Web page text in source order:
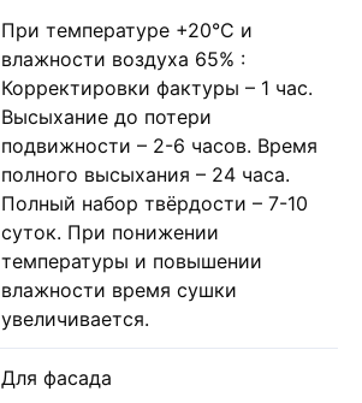
При температуре +20°С и
влажности воздуха 65% :
Корректировки фактуры – 1 час.
Высыхание до потери
подвижности – 2-6 часов. Время
полного высыхания – 24 часа.
Полный набор твёрдости – 7-10
суток. При понижении
температуры и повышении
влажности время сушки
увеличивается.
Для фасада